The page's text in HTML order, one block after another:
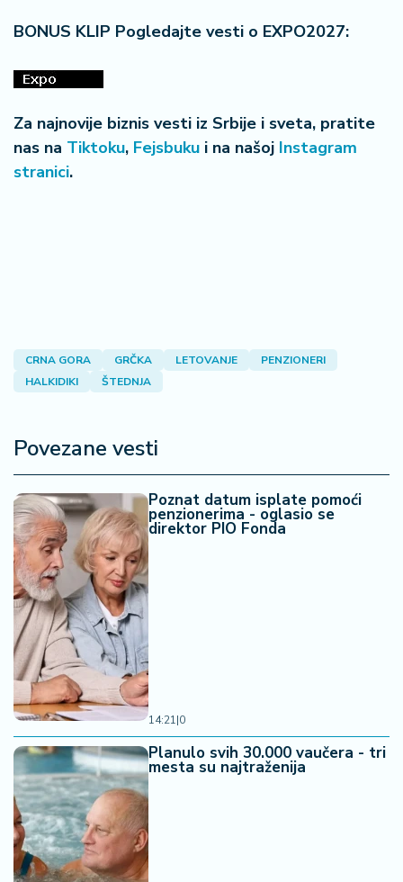
BONUS KLIP Pogledajte vesti o EXPO2027:
Za najnovije biznis vesti iz Srbije i sveta, pratite
nas na Tiktoku, Fejsbuku i na našoj Instagram
stranici.
CRNA GORA GRČKA LETOVANJE
PENZIONERI
HALKIDIKI
ŠTEDNJA
Povezane vesti
Poznat datum isplate pomoći
penzionerima - oglasio se
direktor PIO Fonda
14:21|0
Planulo svih 30.000 vaučera - tri
mesta su najtraženija